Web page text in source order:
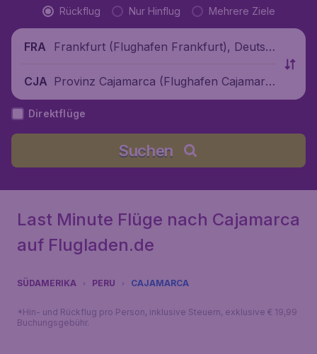
Rückflug Nur Hinflug Mehrere Ziele
FRA
Frankfurt (Flughafen Frankfurt), Deutsc
CJA Provinz Cajamarca (Flughafen Cajamarc
a), Peru
Direktflüge
Suchen
Last Minute Flüge nach Cajamarca
auf Flugladen.de
SÜDAMERIKA PERU CAJAMARCA
*Hin- und Rückflug pro Person, inklusive Steuern, exklusive € 19,99
Buchungsgebühr.